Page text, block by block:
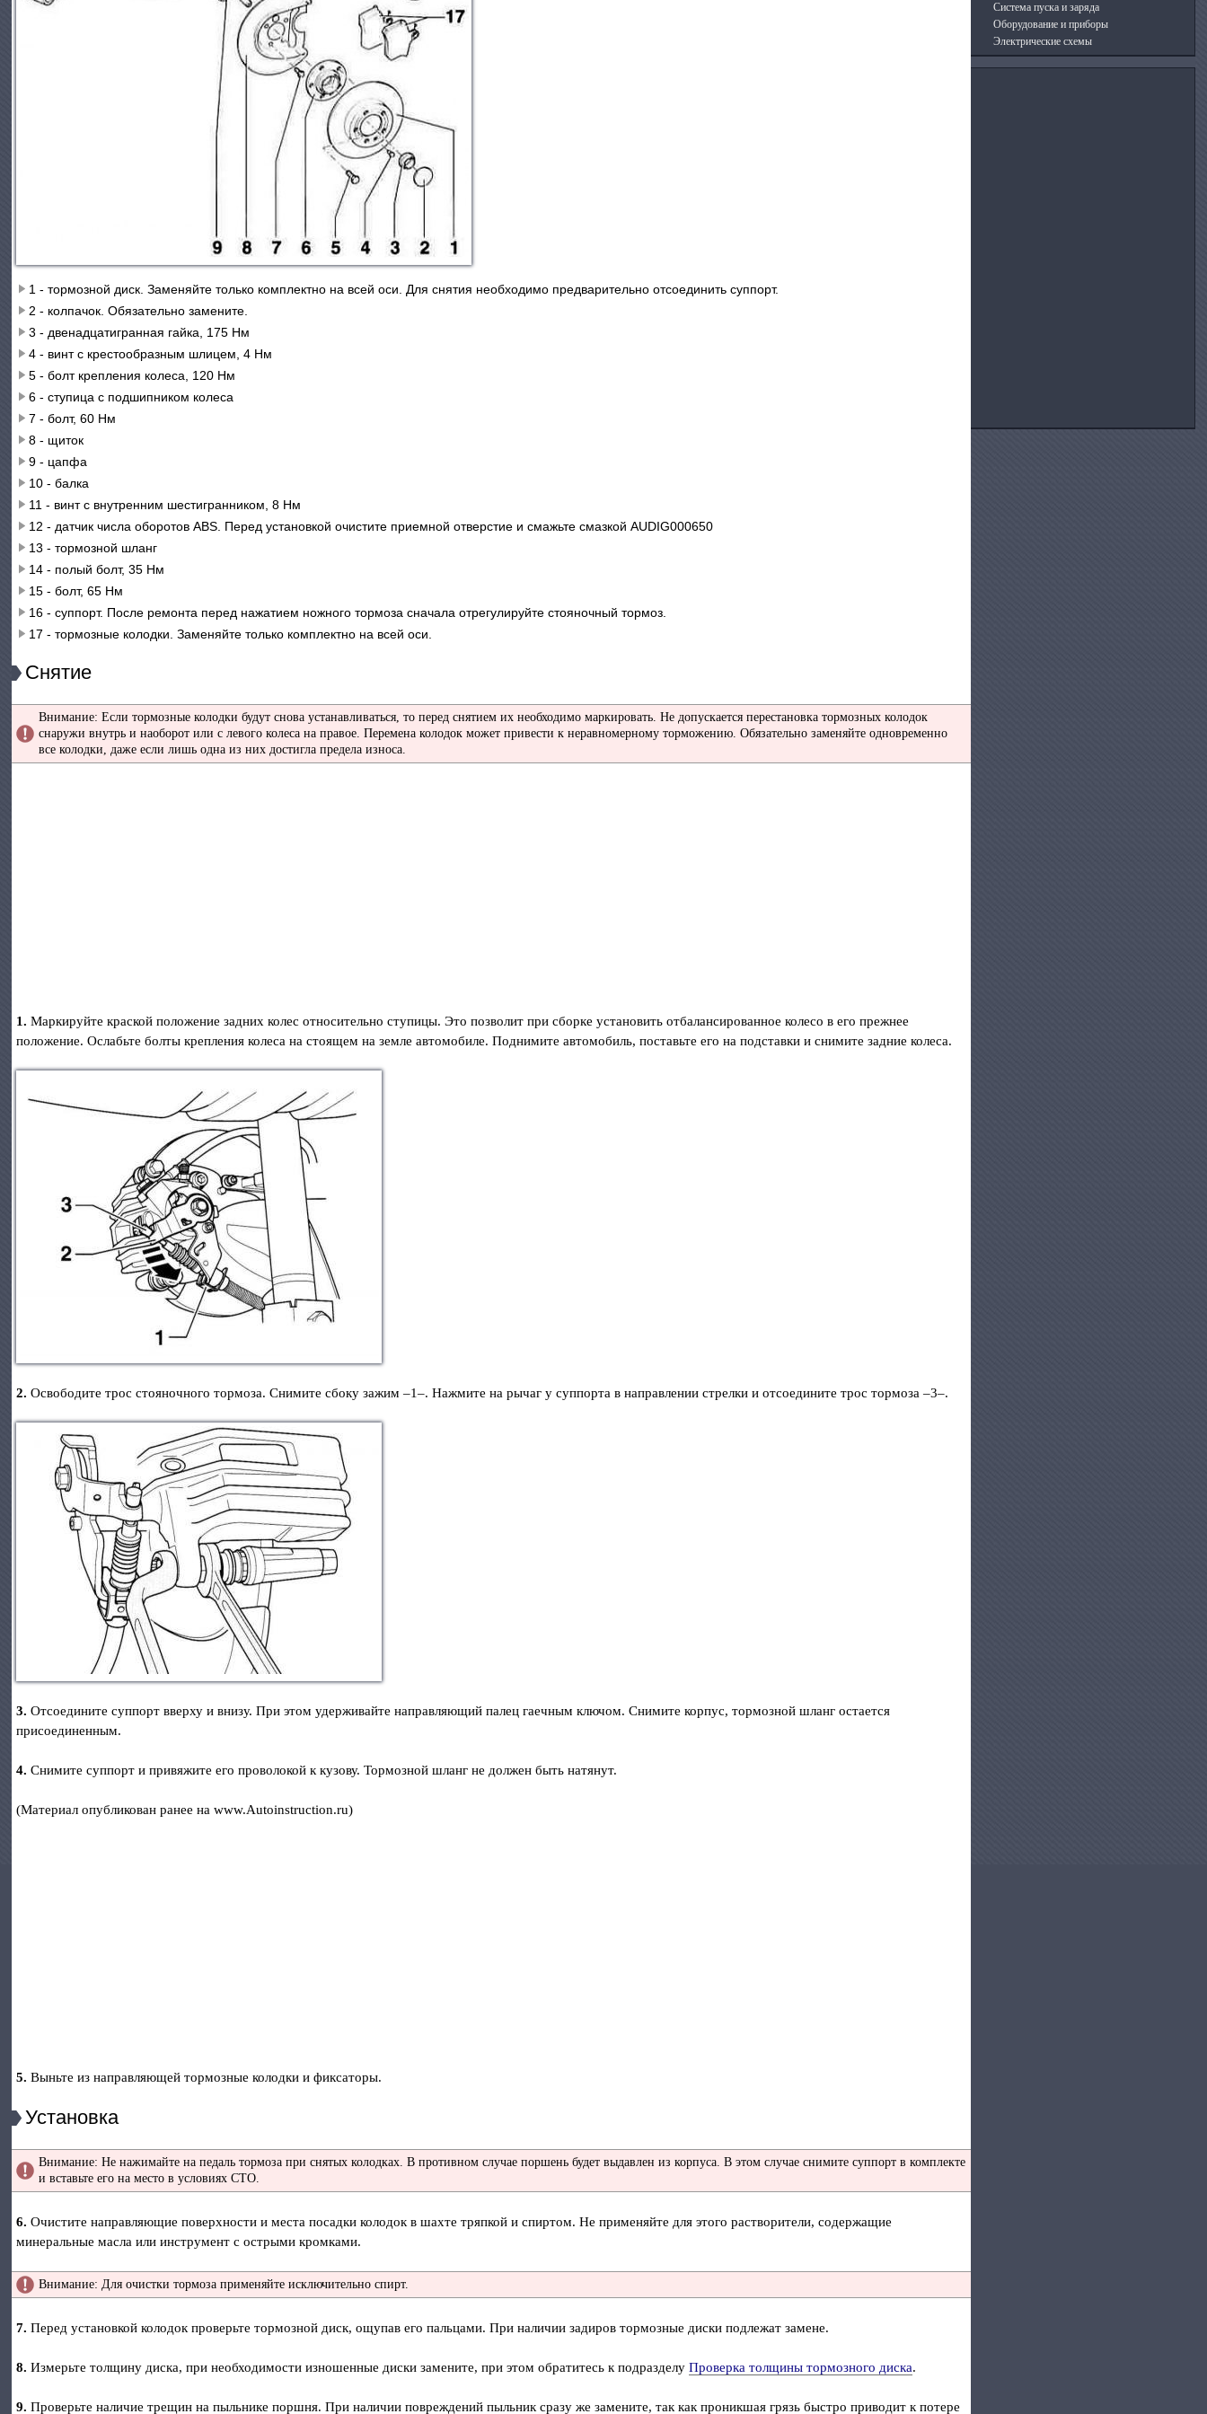
1 - тормозной диск. Заменяйте только комплектно на всей оси. Для снятия необходимо предварительно отсоединить суппорт.
2 - колпачок. Обязательно замените.
3 - двенадцатигранная гайка, 175 Нм
4 - винт с крестообразным шлицем, 4 Нм
5 - болт крепления колеса, 120 Нм
6 - ступица с подшипником колеса
7 - болт, 60 Нм
8 - щиток
9 - цапфа
10 - балка
11 - винт с внутренним шестигранником, 8 Нм
12 - датчик числа оборотов ABS. Перед установкой очистите приемной отверстие и смажьте смазкой AUDIG000650
13 - тормозной шланг
14 - полый болт, 35 Нм
15 - болт, 65 Нм
16 - суппорт. После ремонта перед нажатием ножного тормоза сначала отрегулируйте стояночный тормоз.
17 - тормозные колодки. Заменяйте только комплектно на всей оси.
Снятие
Внимание: Если тормозные колодки будут снова устанавливаться, то перед снятием их необходимо маркировать. Не допускается перестановка тормозных колодок
снаружи внутрь и наоборот или с левого колеса на правое. Перемена колодок может привести к неравномерному торможению. Обязательно заменяйте одновременно
все колодки, даже если лишь одна из них достигла предела износа.
1. Маркируйте краской положение задних колес относительно ступицы. Это позволит при сборке установить отбалансированное колесо в его прежнее
положение. Ослабьте болты крепления колеса на стоящем на земле автомобиле. Поднимите автомобиль, поставьте его на подставки и снимите задние колеса.
2. Освободите трос стояночного тормоза. Снимите сбоку зажим –1–. Нажмите на рычаг у суппорта в направлении стрелки и отсоедините трос тормоза –3–.
3. Отсоедините суппорт вверху и внизу. При этом удерживайте направляющий палец гаечным ключом. Снимите корпус, тормозной шланг остается
присоединенным.
4. Снимите суппорт и привяжите его проволокой к кузову. Тормозной шланг не должен быть натянут.
(Материал опубликован ранее на www.Autoinstruction.ru)
5. Выньте из направляющей тормозные колодки и фиксаторы.
Установка
Внимание: Не нажимайте на педаль тормоза при снятых колодках. В противном случае поршень будет выдавлен из корпуса. В этом случае снимите суппорт в комплекте
и вставьте его на место в условиях СТО.
6. Очистите направляющие поверхности и места посадки колодок в шахте тряпкой и спиртом. Не применяйте для этого растворители, содержащие
минеральные масла или инструмент с острыми кромками.
Внимание: Для очистки тормоза применяйте исключительно спирт.
7. Перед установкой колодок проверьте тормозной диск, ощупав его пальцами. При наличии задиров тормозные диски подлежат замене.
8. Измерьте толщину диска, при необходимости изношенные диски замените, при этом обратитесь к подразделуПроверка толщины тормозного диска.
9. Проверьте наличие трещин на пыльнике поршня. При наличии повреждений пыльник сразу же замените, так как проникшая грязь быстро приводит к потере
Система пуска и заряда
Оборудование и приборы
Электрические схемы